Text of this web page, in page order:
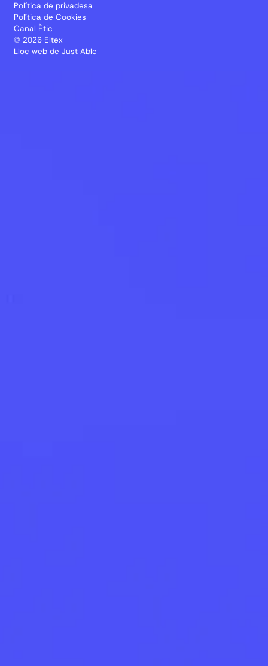
Política de privadesa
Política de Cookies
Canal Ètic
© 2026 Eltex
Lloc web de Just Able